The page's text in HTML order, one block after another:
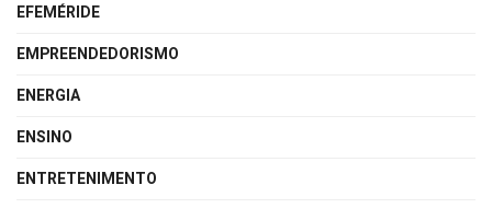
EFEMÉRIDE
EMPREENDEDORISMO
ENERGIA
ENSINO
ENTRETENIMENTO